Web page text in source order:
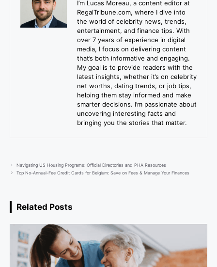
I’m Lucas Moreau, a content editor at
RegalTribune.com, where I dive into
the world of celebrity news, trends,
entertainment, and finance tips. With
over 7 years of experience in digital
media, I focus on delivering content
that’s both informative and engaging.
My goal is to provide readers with the
latest insights, whether it’s on celebrity
net worths, dating trends, or job tips,
helping them stay informed and make
smarter decisions. I’m passionate about
uncovering interesting facts and
bringing you the stories that matter.
Navigating US Housing Programs: Official Directories and PHA Resources
Top No-Annual-Fee Credit Cards for Belgium: Save on Fees & Manage Your Finances
Related Posts